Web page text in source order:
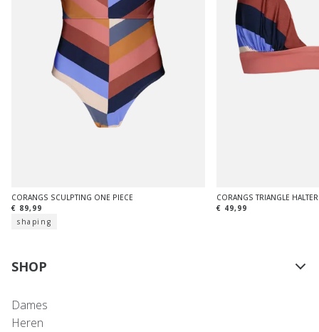
CORANGS SCULPTING ONE PIECE
€ 89,99
shaping
CORANGS TRIANGLE HALTER
€ 49,99
SHOP
Dames
Heren